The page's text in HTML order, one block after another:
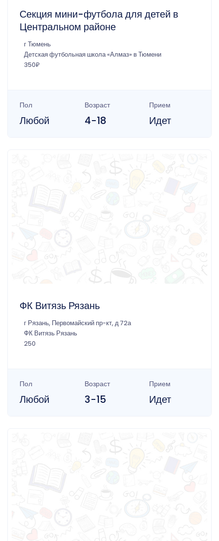
Секция мини-футбола для детей в
Центральном районе
г Тюмень
Детская футбольная школа «Алмаз» в Тюмени
350₽
Пол
Любой
Возраст
4-18
Прием
Идет
ФК Витязь Рязань
г Рязань, Первомайский пр-кт, д 72а
ФК Витязь Рязань
250
Пол
Любой
Возраст
3-15
Прием
Идет